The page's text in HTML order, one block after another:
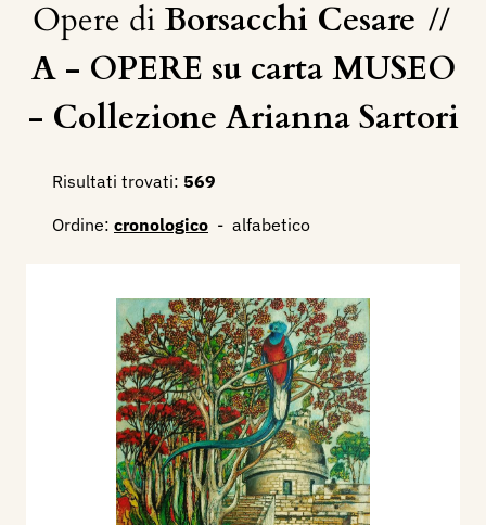
Opere diBorsacchi Cesare //
A - OPERE su carta MUSEO
- Collezione Arianna Sartori
Risultati trovati: 569
Ordine: cronologico - alfabetico